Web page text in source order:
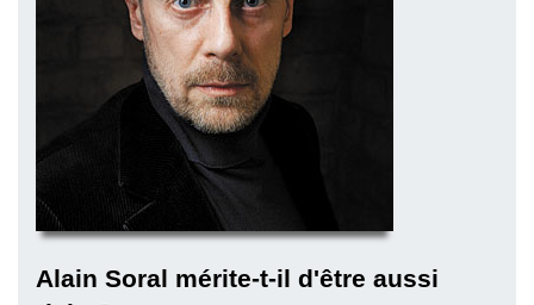
Alain Soral mérite-t-il d'être aussi